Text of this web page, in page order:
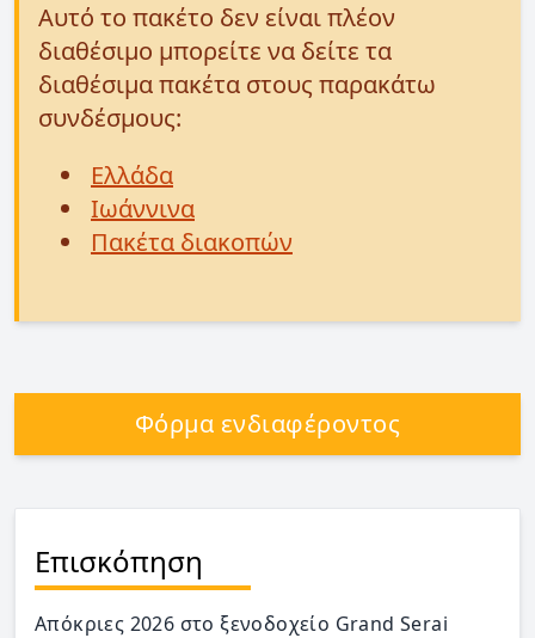
Αυτό το πακέτο δεν είναι πλέον
διαθέσιμο μπορείτε να δείτε τα
διαθέσιμα πακέτα στους παρακάτω
συνδέσμους:
Ελλάδα
Ιωάννινα
Πακέτα διακοπών
Φόρμα ενδιαφέροντος
Επισκόπηση
Απόκριες 2026 στο ξενοδοχείο Grand Serai